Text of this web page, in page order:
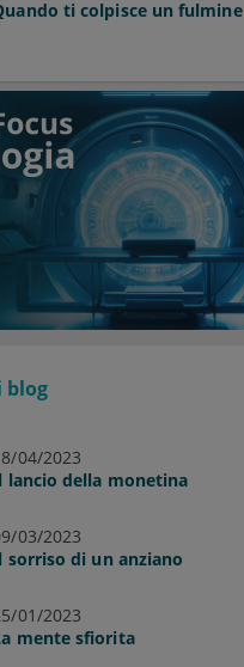
ti colpisce un fulmine
blog
04/2023
lancio della monetina
03/2023
sorriso di un anziano
01/2023
mente sfiorita